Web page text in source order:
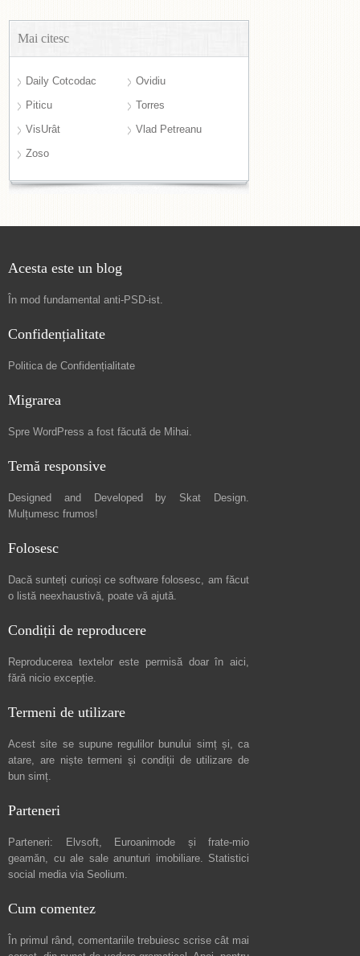
Mai citesc
Daily Cotcodac
Ovidiu
Piticu
Torres
VisUrât
Vlad Petreanu
Zoso
Acesta este un blog
În mod fundamental anti-PSD-ist.
Confidențialitate
Politica de Confidențialitate
Migrarea
Spre WordPress a fost făcută de Mihai.
Temă responsive
Designed and Developed by Skat Design.
Mulțumesc frumos!
Folosesc
Dacă sunteți curioși ce software folosesc, am făcut
o listă neexhaustivă, poate vă ajută.
Condiții de reproducere
Reproducerea textelor este permisă doar în aici,
fără nicio excepție.
Termeni de utilizare
Acest site se supune regulilor bunului simț și, ca
atare, are niștetermeni și condiții de utilizare de
bun simț.
Parteneri
Parteneri: Elvsoft, Euroanimode și frate-mio
geamăn, cu ale sale anunturi imobiliare. Statistici
social media via Seolium.
Cum comentez
În primul rând, comentariile trebuiesc scrise cât mai